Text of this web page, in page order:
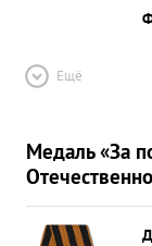
Ещё
Медаль «За